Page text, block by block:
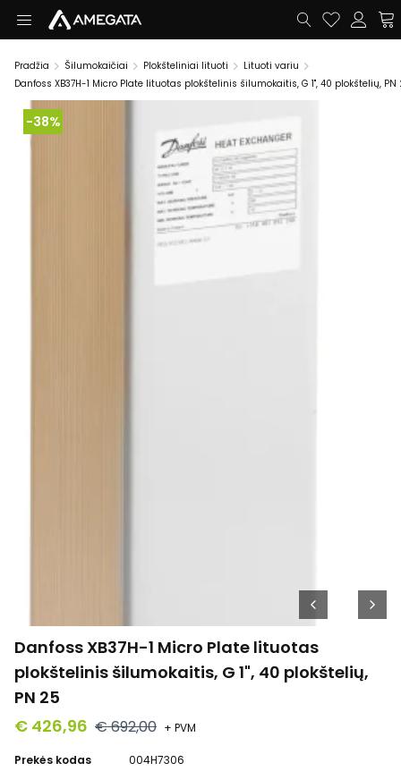
Pradžia Šilumokaičiai Plokšteliniai lituoti
Lituoti variu
Danfoss XB37H-1 Micro Plate lituotas plokštelinis šilumokaitis, G 1", 40 plokštelių, PN
-38%
Danfoss XB37H-1 Micro Plate lituotas
plokštelinis šilumokaitis, G 1", 40 plokštelių,
PN 25
€ 426,96 € 692,00 + PVM
Prekės kodas
004H7306